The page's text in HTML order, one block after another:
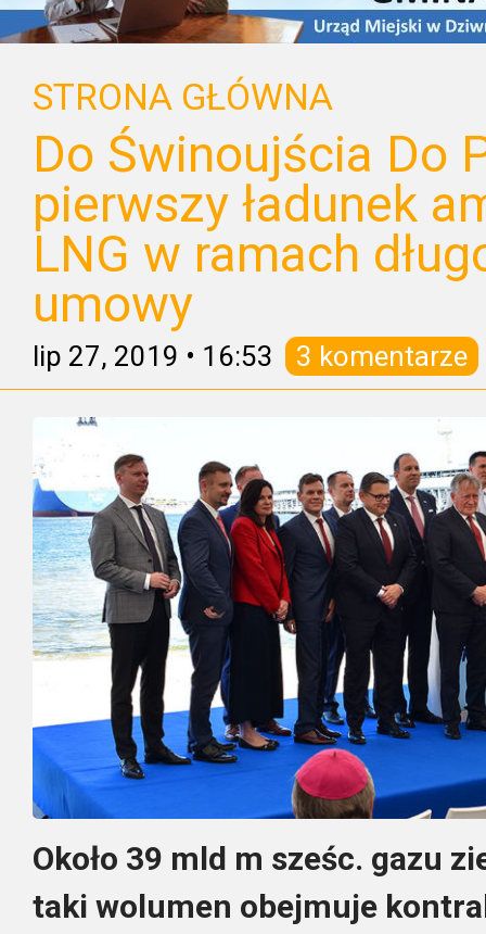
STRONA GŁÓWNA
Do Świnoujścia Do
pierwszy ładunek
LNG w ramach
umowy
lip 27, 2019 • 16:53 3 komentarze
Około 39 mld m sześc. gazu
taki wolumen obejmuje